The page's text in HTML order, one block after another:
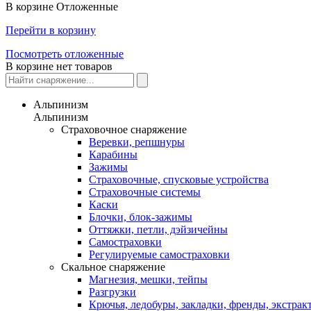
В корзине Отложенные
Перейти в корзину
Посмотреть отложенные
В корзине нет товаров
Альпинизм
Альпинизм
Страховочное снаряжение
Веревки, репшнуры
Карабины
Зажимы
Страховочные, спусковые устройства
Страховочные системы
Каски
Блочки, блок-зажимы
Оттяжки, петли, дэйзичейны
Самостраховки
Регулируемые самостраховки
Скальное снаряжение
Магнезия, мешки, тейпы
Разгрузки
Крючья, ледобуры, закладки, френды,